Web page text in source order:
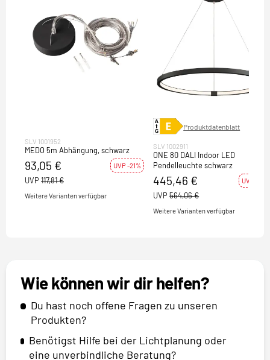
SLV 1001952
MEDO 5m Abhängung, schwarz
93,05 € UVP -21%
UVP 117,81 €
Weitere Varianten verfügbar
Produktdatenblatt
SLV 1002911
ONE 80 DALI Indoor LED
Pendelleuchte schwarz
445,46 € UVP -21%
UVP 564,06 €
Weitere Varianten verfügbar
Wie können wir dir helfen?
Du hast noch offene Fragen zu unseren
Produkten?
Benötigst Hilfe bei der Lichtplanung oder
eine unverbindliche Beratung?